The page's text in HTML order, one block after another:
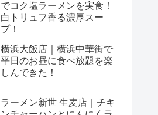
でコク塩ラーメンを実食！
白トリュフ香る濃厚スー
プ！
横浜大飯店｜横浜中華街で
平日のお昼に食べ放題を楽
しんできた！
ラーメン新世 生麦店｜チキ